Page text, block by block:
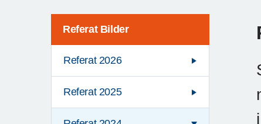
Referat Bilder
Referat 2026
Referat 2025